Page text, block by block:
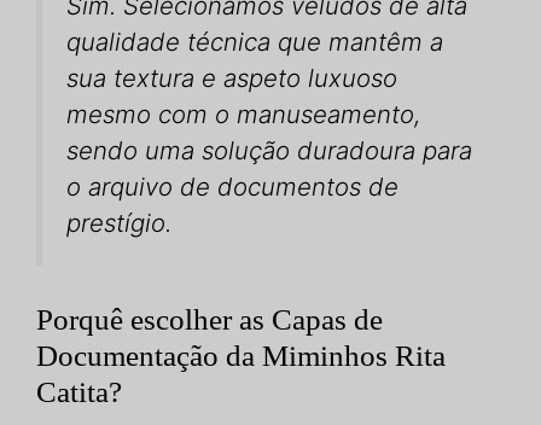
qualidade técnica que mantêm a
sua textura e aspeto luxuoso
mesmo com o manuseamento,
sendo uma solução duradoura para
o arquivo de documentos de
prestígio.
Porquê escolher as Capas de
Documentação da Miminhos Rita
Catita?